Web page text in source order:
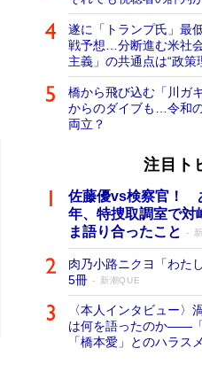
遂に「トランプ氏」最
戦予想…分断進む米社
主義」の共通点は“政
橋から飛び込む「川ガ
からのダイブも…令和
両立？
注目ト
佐藤優vs検察官！
年、特捜取調室で対
ま語り合ったこと
肉乃小路ニクヨ「わた
5冊
新潮QUE
〈本人インタビュー〉
は何を語ったのか――
「橋本愛」とのハラス